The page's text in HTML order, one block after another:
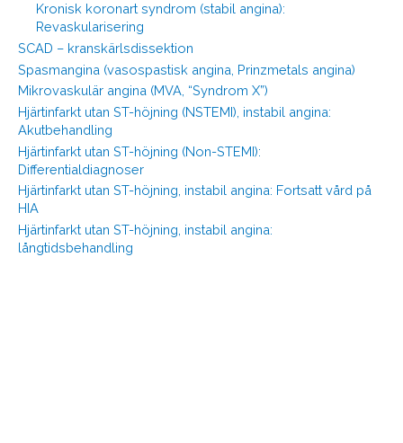
Kronisk koronart syndrom (stabil angina):
Revaskularisering
SCAD – kranskärlsdissektion
Spasmangina (vasospastisk angina, Prinzmetals angina)
Mikrovaskulär angina (MVA, “Syndrom X”)
Hjärtinfarkt utan ST-höjning (NSTEMI), instabil angina:
Akutbehandling
Hjärtinfarkt utan ST-höjning (Non-STEMI):
Differentialdiagnoser
Hjärtinfarkt utan ST-höjning, instabil angina: Fortsatt vård på
HIA
Hjärtinfarkt utan ST-höjning, instabil angina:
långtidsbehandling